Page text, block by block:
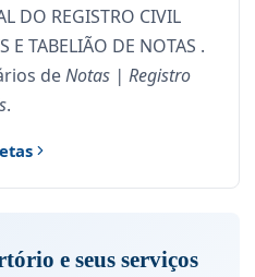
DO REGISTRO CIVIL
E TABELIÃO DE NOTAS .
deNotas | Registro
.
e seus serviços